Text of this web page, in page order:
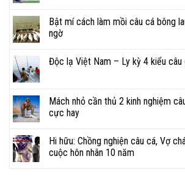
Bật mí cách làm mồi câu cá bông
ngờ
Độc lạ Việt Nam – Ly kỳ 4 kiểu
Mách nhỏ cần thủ 2 kinh nghiệm
cực hay
Hi hữu: Chồng nghiện câu cá, Vợ
cuộc hôn nhân 10 năm